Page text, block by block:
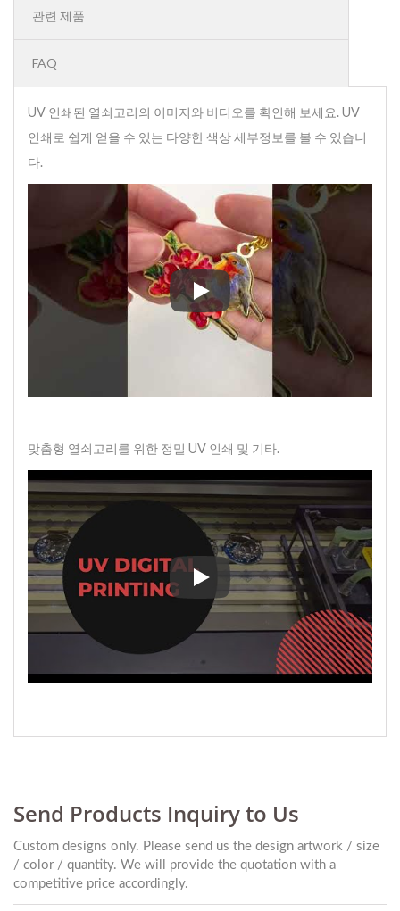
관련 제품
FAQ
UV 인쇄된 열쇠고리의 이미지와 비디오를 확인해 보세요. UV
인쇄로 쉽게 얻을 수 있는 다양한 색상 세부정보를 볼 수 있습니
다.
UV 인쇄된 열쇠고리의 이미지
맞춤형 열쇠고리를 위한 정밀 UV 인쇄 및 기타.
맞춤형 열쇠고리를 위한 정밀